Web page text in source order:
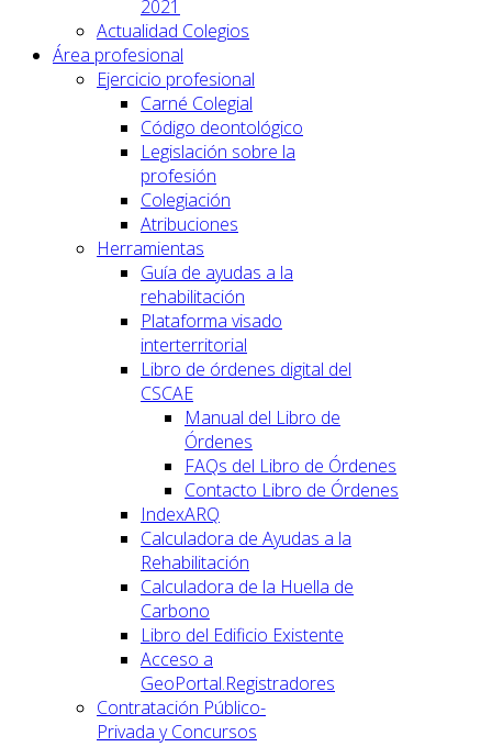
2021
Actualidad Colegios
Área profesional
Ejercicio profesional
Carné Colegial
Código deontológico
Legislación sobre la
profesión
Colegiación
Atribuciones
Herramientas
Guía de ayudas a la
rehabilitación
Plataforma visado
interterritorial
Libro de órdenes digital del
CSCAE
Manual del Libro de
Órdenes
FAQs del Libro de Órdenes
Contacto Libro de Órdenes
IndexARQ
Calculadora de Ayudas a la
Rehabilitación
Calculadora de la Huella de
Carbono
Libro del Edificio Existente
Acceso a
GeoPortal.Registradores
Contratación Público-
Privada y Concursos